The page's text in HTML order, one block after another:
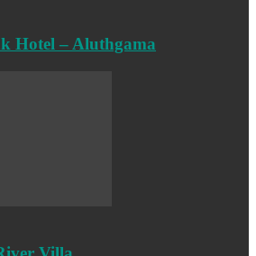
Hotel – Aluthgama